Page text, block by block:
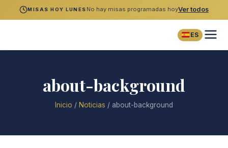
MISAS HOY LUNES No hay misas programadas hoyVer todos
ES
about-background
Inicio / Noticias / about-background